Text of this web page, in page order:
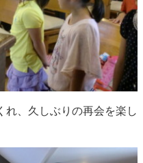
れ、久しぶりの再会を楽し